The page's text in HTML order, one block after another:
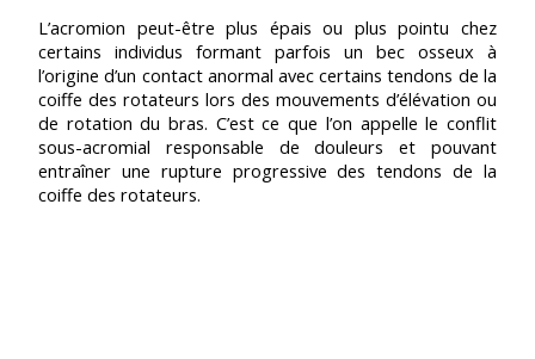
L’acromion peut-être plus épais ou plus pointu chez
certains individus formant parfois un bec osseux à
l’origine d’un contact anormal avec certains tendons de la
coiffe des rotateurs lors des mouvements d’élévation ou
de rotation du bras. C’est ce que l’on appelle le conflit
sous-acromial responsable de douleurs et pouvant
entraîner une rupture progressive des tendons de la
coiffe des rotateurs.